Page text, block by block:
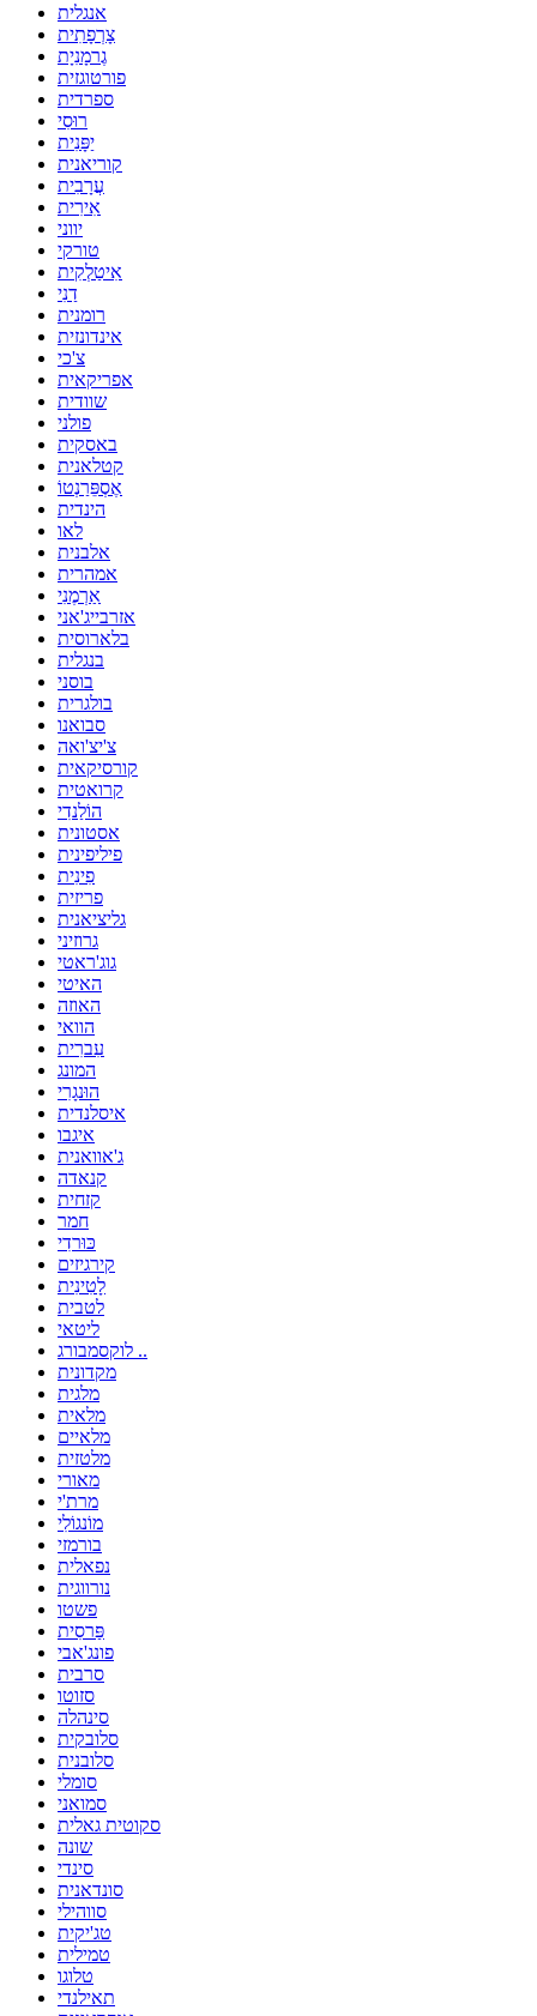
אנגלית
צָרְפָתִית
גֶרמָנִיָת
פורטוגזית
ספרדית
רוּסִי
יַפָּנִית
קוריאנית
עֲרָבִית
אִירִית
יווני
טורקי
אִיטַלְקִית
דַנִי
רומנית
אינדונזית
צ'כי
אפריקאית
שוודית
פולני
באסקית
קטלאנית
אֶסְפֵּרַנְטוֹ
הינדית
לאו
אלבנית
אמהרית
אַרְמֶנִי
אזרבייג'אני
בלארוסית
בנגלית
בוסני
בולגרית
סבואנו
צ'יצ'ואה
קורסיקאית
קרואטית
הוֹלַנדִי
אסטונית
פיליפינית
פִינִית
פריזית
גליציאנית
גרוזיני
גוג'ראטי
האיטי
האוזה
הוואי
עִברִית
המונג
הוּנגָרִי
איסלנדית
איגבו
ג'אוואנית
קנאדה
קזחית
חמר
כּוּרדִי
קירגיזים
לָטִינִית
לטבית
ליטאי
לוקסמבורג ..
מקדונית
מלגית
מלאית
מלאיים
מלטזית
מאורי
מרת'י
מוֹנגוֹלִי
בורמזי
נפאלית
נורווגית
פשטו
פַּרסִית
פונג'אבי
סרבית
סזוטו
סינהלה
סלובקית
סלובנית
סומלי
סמואני
סקוטית גאלית
שונה
סינדי
סונדאנית
סווהילי
טג'יקית
טמילית
טלוגו
תאילנדי